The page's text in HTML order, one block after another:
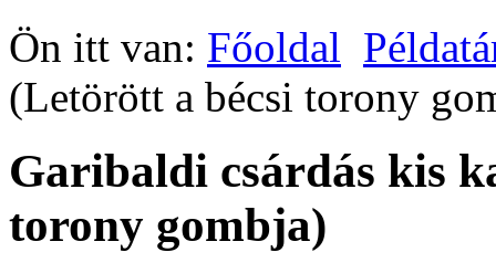
Ön itt van: Főoldal
(Letörött a bécsi torony
Garibaldi csárdás kis
torony gombja)